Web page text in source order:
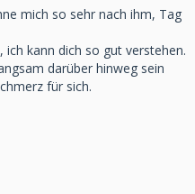
mich so sehr nach ihm, Tag
kann dich so gut verstehen.
darüber hinweg sein
für sich.